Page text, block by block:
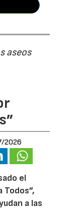
aseos
2026
el
Todos”,
a las